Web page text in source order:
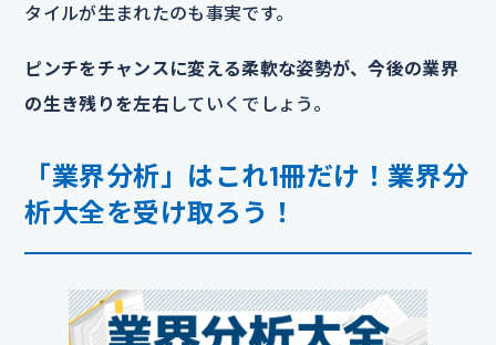
タイルが生まれたのも事実です。
ピンチをチャンスに変える柔軟な姿勢が、今後の業界
の生き残りを左右していくでしょう。
「業界分析」はこれ1冊だけ！業界分
析大全を受け取ろう！